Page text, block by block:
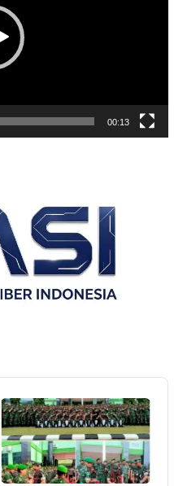
00:13